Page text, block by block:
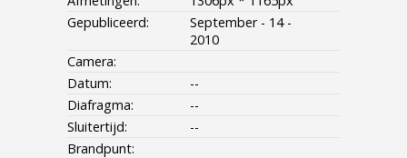
Gepubliceerd:
September - 14 -
2010
Camera:
Datum:
--
Diafragma:
--
Sluitertijd:
--
Brandpunt: